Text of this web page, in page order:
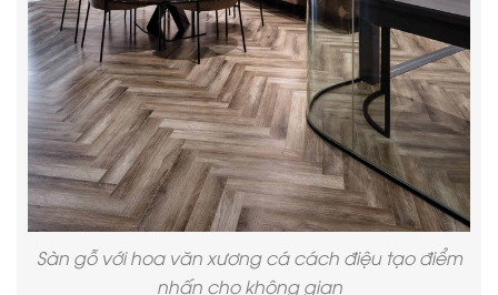
Sàn gỗ với hoa văn xương cá cách điệu tạo điểm
nhấn cho không gian